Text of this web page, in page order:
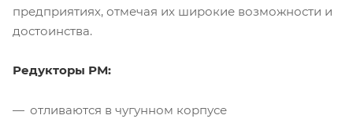
предприятиях, отмечая их широкие возможности и
достоинства.
Редукторы РМ:
отливаются в чугунном корпусе